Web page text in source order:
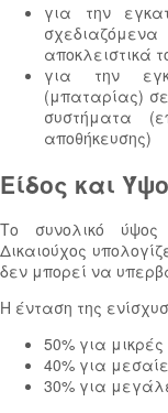
για την
σχεδιαζόμενα
αποκλειστικά
για την
(μπαταρίας)
συστήματα
αποθήκευσης)
Είδος και
Το συνολικό
Δικαιούχος
δεν μπορεί να
Η ένταση της
50% για μικρές
40% για
30% για